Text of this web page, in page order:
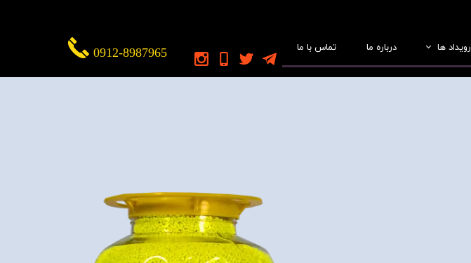
0912-8987965 رویداد ها درباره ما تماس با ما